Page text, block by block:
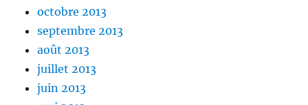
octobre 2013
septembre 2013
août 2013
juillet 2013
juin 2013